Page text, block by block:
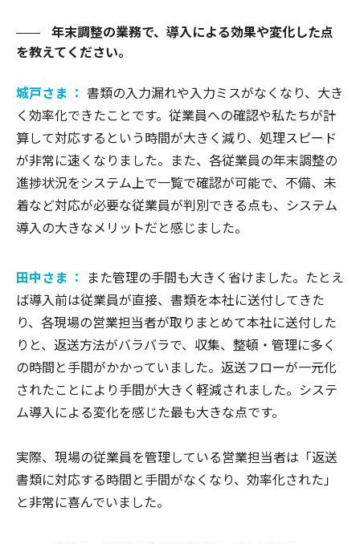
年末調整の業務で、導入による効果や変化した点
を教えてください。
城戸さま ： 書類の入力漏れや入力ミスがなくなり、大き
く効率化できたことです。従業員への確認や私たちが計
算して対応するという時間が大きく減り、処理スピード
が非常に速くなりました。また、各従業員の年末調整の
進捗状況をシステム上で一覧で確認が可能で、不備、未
着など対応が必要な従業員が判別できる点も、システム
導入の大きなメリットだと感じました。
田中さま ： また管理の手間も大きく省けました。たとえ
ば導入前は従業員が直接、書類を本社に送付してきた
り、各現場の営業担当者が取りまとめて本社に送付した
りと、返送方法がバラバラで、収集、整頓・管理に多く
の時間と手間がかかっていました。返送フローが一元化
されたことにより手間が大きく軽減されました。システ
ム導入による変化を感じた最も大きな点です。
実際、現場の従業員を管理している営業担当者は「返送
書類に対応する時間と手間がなくなり、効率化された」
と非常に喜んでいました。